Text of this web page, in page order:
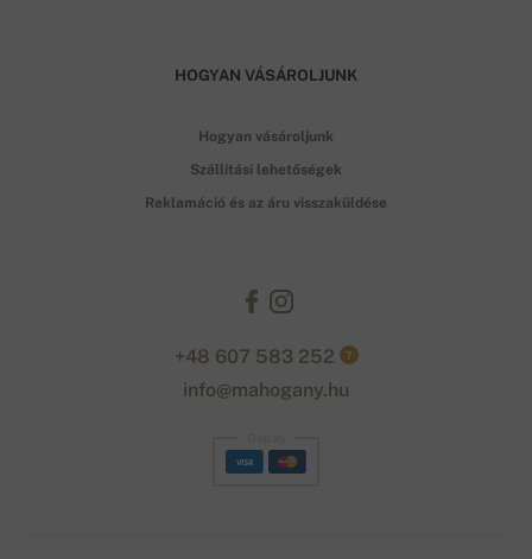
HOGYAN VÁSÁROLJUNK
Hogyan vásároljunk
Szállítási lehetőségek
Reklamáció és az áru visszaküldése
+48 607 583 252 ?
info@mahogany.hu